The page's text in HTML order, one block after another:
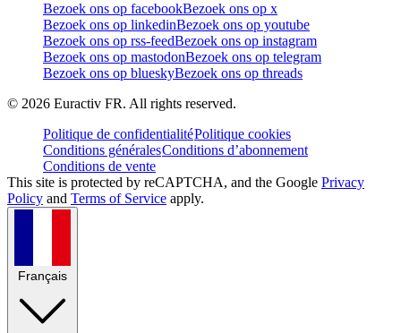
Bezoek ons op facebookBezoek ons op x
Bezoek ons op linkedinBezoek ons op youtube
Bezoek ons op rss-feedBezoek ons op instagram
Bezoek ons op mastodonBezoek ons op telegram
Bezoek ons op blueskyBezoek ons op threads
© 2026 Euractiv FR. All rights reserved.
Politique de confidentialitéPolitique cookies
Conditions généralesConditions d’abonnement
Conditions de vente
This site is protected by reCAPTCHA, and the Google Privacy
Policy and Terms of Service apply.
Français